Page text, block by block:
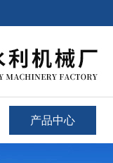
产品中心